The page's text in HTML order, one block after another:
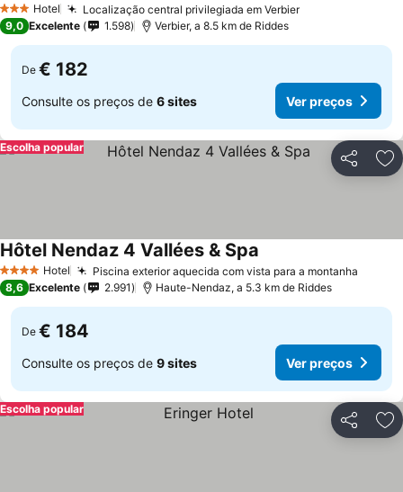
3 EstrelasHotel Localização central privilegiada em Verbier
9,0 Excelente 1.598 Verbier, a 8.5 km de Riddes
De € 182
Consulte os preços de 6 sites Ver preços
Partilhar
Escolha popular
4 EstrelasHotel Piscina exterior aquecida com vista para a montanha
Hôtel Nendaz 4 Vallées & Spa
8,6 Excelente 2.991 Haute-Nendaz, a 5.3 km de Riddes
De € 184
Consulte os preços de 9 sites Ver preços
Partilhar
Escolha popular